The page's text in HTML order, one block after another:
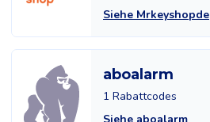
Siehe Mrkeyshopde
aboalarm
1 Rabattcodes